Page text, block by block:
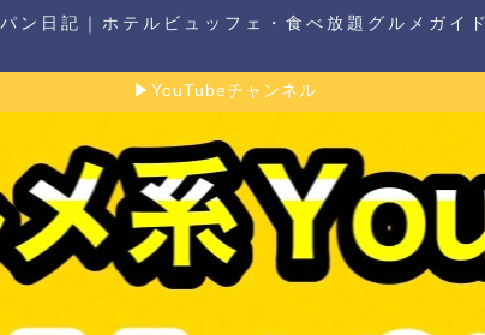
ン日記｜ホテルビュッフェ・食べ放題グルメガイド
▶YouTubeチャンネル